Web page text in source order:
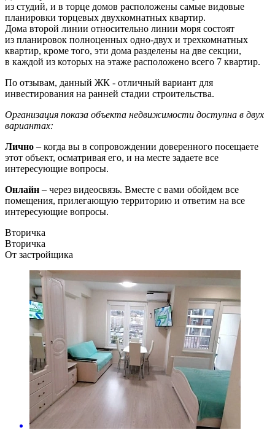
из студий, и в торце домов расположены самые видовые
планировки торцевых двухкомнатных квартир.
Дома второй линии относительно линии моря состоят
из планировок полноценных одно-двух и трехкомнатных
квартир, кроме того, эти дома разделены на две секции,
в каждой из которых на этаже расположено всего 7 квартир.
По отзывам, данный ЖК - отличный вариант для
инвестирования на ранней стадии строительства.
Организация показа объекта недвижимости доступна в двух
вариантах:
Лично – когда вы в сопровождении доверенного посещаете
этот объект, осматривая его, и на месте задаете все
интересующие вопросы.
Онлайн – через видеосвязь. Вместе с вами обойдем все
помещения, прилегающую территорию и ответим на все
интересующие вопросы.
Вторичка
Вторичка
От застройщика